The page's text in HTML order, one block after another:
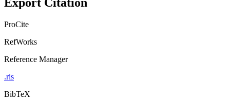
ProCite
RefWorks
Reference Manager
.ris
BibTeX